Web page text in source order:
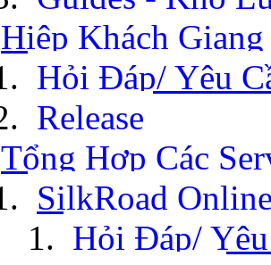
Hiệp Khách
Hỏi Đáp/ Yêu
Release
Tổng Hợp Các
SilkRoad
Hỏi Đáp/